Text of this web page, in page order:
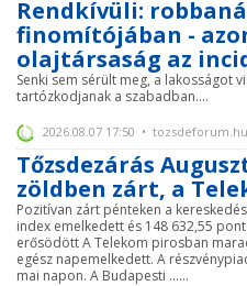
Rendkívüli:
finomítójában -
olajtársaság az
Senki sem sérült meg, a lakosságot
tartózkodjanak a szabadban....
2026.08.07 17:50 • tozsdeforum.hu
Tőzsdezárás
zöldben zárt, a
Pozitívan zárt pénteken a
index emelkedett és 148 632,55
erősödött A Telekom pirosban
egész napemelkedett. A
mai napon. A Budapesti ......